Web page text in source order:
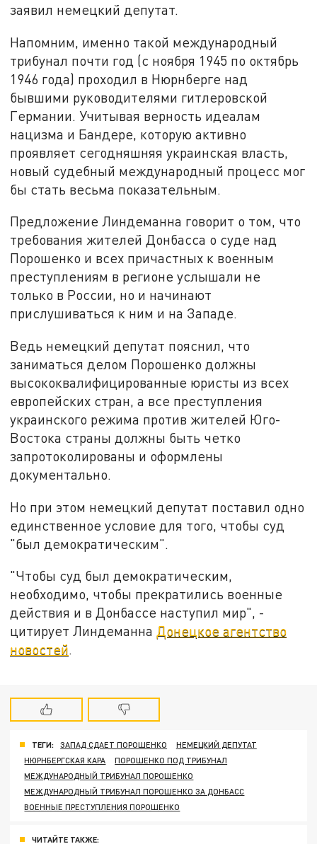
заявил немецкий депутат.
Напомним, именно такой международный
трибунал почти год (с ноября 1945 по октябрь
1946 года) проходил в Нюрнберге над
бывшими руководителями гитлеровской
Германии. Учитывая верность идеалам
нацизма и Бандере, которую активно
проявляет сегодняшняя украинская власть,
новый судебный международный процесс мог
бы стать весьма показательным.
Предложение Линдеманна говорит о том, что
требования жителей Донбасса о суде над
Порошенко и всех причастных к военным
преступлениям в регионе услышали не
только в России, но и начинают
прислушиваться к ним и на Западе.
Ведь немецкий депутат пояснил, что
заниматься делом Порошенко должны
высококвалифицированные юристы из всех
европейских стран, а все преступления
украинского режима против жителей Юго-
Востока страны должны быть четко
запротоколированы и оформлены
документально.
Но при этом немецкий депутат поставил одно
единственное условие для того, чтобы суд
"был демократическим".
"Чтобы суд был демократическим,
необходимо, чтобы прекратились военные
действия и в Донбассе наступил мир", -
цитирует Линдеманна Донецкое агентство
новостей.
ТЕГИ: ЗАПАД СДАЕТ ПОРОШЕНКО
НЕМЕЦКИЙ ДЕПУТАТ
НЮРНБЕРГСКАЯ КАРА
ПОРОШЕНКО ПОД ТРИБУНАЛ
МЕЖДУНАРОДНЫЙ ТРИБУНАЛ ПОРОШЕНКО
МЕЖДУНАРОДНЫЙ ТРИБУНАЛ ПОРОШЕНКО ЗА ДОНБАСС
ВОЕННЫЕ ПРЕСТУПЛЕНИЯ ПОРОШЕНКО
ЧИТАЙТЕ ТАКЖЕ: